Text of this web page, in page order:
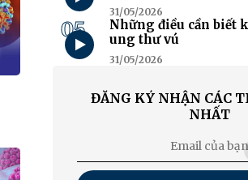
31/05/2026
05
Những điều cần biết
ung thư vú
31/05/2026
ĐĂNG KÝ NHẬN CÁC
NHẤT